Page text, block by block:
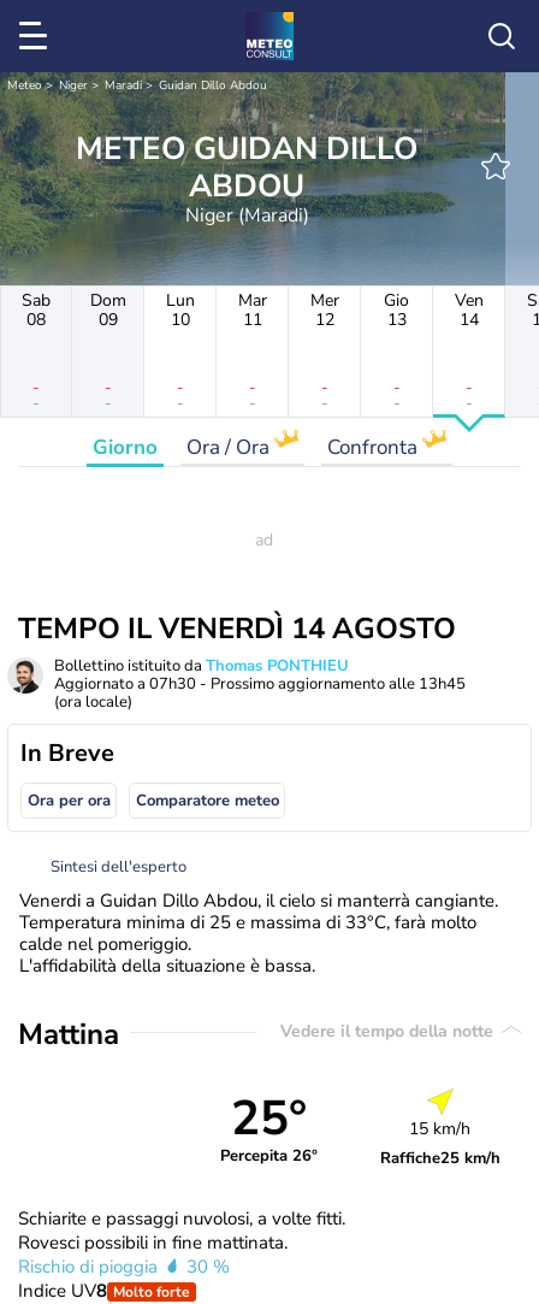
Meteo Niger Maradi Guidan Dillo Abdou
METEO GUIDAN DILLO
ABDOU
Niger (Maradi)
Sab
08
-
-
Dom
09
-
-
Lun
10
-
-
Mar
11
-
-
Mer
12
-
-
Gio
13
-
-
Ven
14
-
-
Giorno Ora / Ora Confronta
TEMPO IL VENERDÌ 14 AGOSTO
Bollettino istituito da Thomas PONTHIEU
Aggiornato a 07h30 - Prossimo aggiornamento alle 13h45
(ora locale)
In Breve
Ora per ora Comparatore meteo
Sintesi dell'esperto
Venerdi a Guidan Dillo Abdou, il cielo si manterrà cangiante.
Temperatura minima di 25 e massima di 33°C, farà molto
calde nel pomeriggio.
L'affidabilità della situazione è bassa.
Mattina Vedere il tempo della notte
25°
Percepita 26°
15 km/h
Raffiche25 km/h
Schiarite e passaggi nuvolosi, a volte fitti.
Rovesci possibili in fine mattinata.
Rischio di pioggia
30 %
Indice UV8 Molto forte